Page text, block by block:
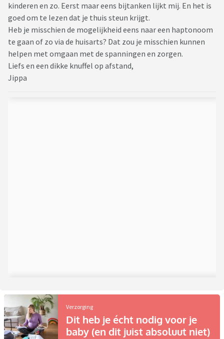
kinderen en zo. Eerst maar eens bijtanken lijkt mij. En het is
goed om te lezen dat je thuis steun krijgt.
Heb je misschien de mogelijkheid eens naar een haptonoom
te gaan of zo via de huisarts? Dat zou je misschien kunnen
helpen met omgaan met de spanningen en zorgen.
Liefs en een dikke knuffel op afstand,
Jippa
Verzorging
Dit heb je écht nodig voor je
baby (en dit juist absoluut niet)